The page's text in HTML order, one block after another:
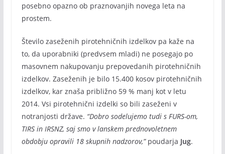
posebno opazno ob praznovanjih novega leta na
prostem.
Število zaseženih pirotehničnih izdelkov pa kaže na
to, da uporabniki (predvsem mladi) ne posegajo po
masovnem nakupovanju prepovedanih pirotehničnih
izdelkov. Zaseženih je bilo 15.400 kosov pirotehničnih
izdelkov, kar znaša približno 59 % manj kot v letu
2014. Vsi pirotehnični izdelki so bili zaseženi v
notranjosti države. “Dobro sodelujemo tudi s FURS-om,
TIRS in IRSNZ, saj smo v lanskem prednovoletnem
obdobju opravili 18 skupnih nadzorov,”poudarja Jug.